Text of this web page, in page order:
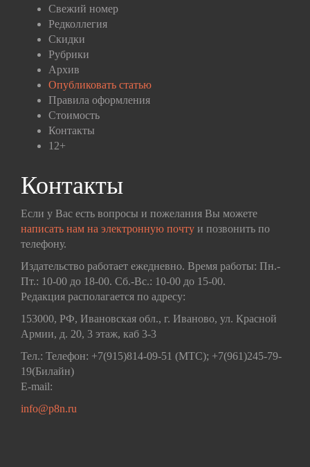
Свежий номер
Редколлегия
Скидки
Рубрики
Архив
Опубликовать статью
Правила оформления
Стоимость
Контакты
12+
Контакты
Если у Вас есть вопросы и пожелания Вы можете
написать нам на электронную почту и позвонить по
телефону.
Издательство работает ежедневно. Время работы: Пн.-
Пт.: 10-00 до 18-00. Сб.-Вс.: 10-00 до 15-00.
Редакция располагается по адресу:
153000, РФ, Ивановская обл., г. Иваново, ул. Красной
Армии, д. 20, 3 этаж, каб 3-3
Тел.: Телефон: +7(915)814-09-51 (МТС); +7(961)245-79-
19(Билайн)
E-mail:
info@p8n.ru